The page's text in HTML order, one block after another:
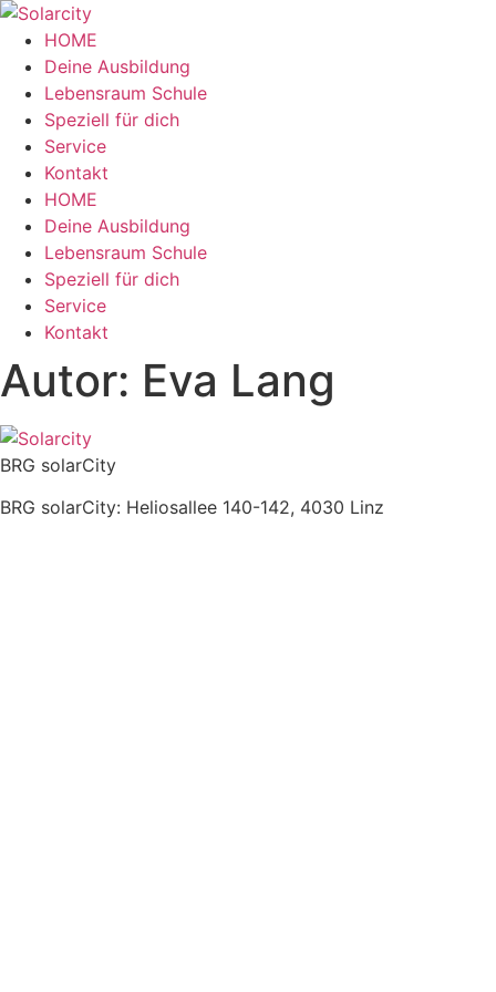
Zum
Inhalt
wechseln
HOME
Deine Ausbildung
Lebensraum Schule
Speziell für dich
Service
Kontakt
Menü HOME
Deine Ausbildung
Lebensraum Schule
Speziell für dich
Service
Kontakt
Autor: Eva Lang
BRG solarCity
BRG solarCity: Heliosallee 140-142, 4030 Linz